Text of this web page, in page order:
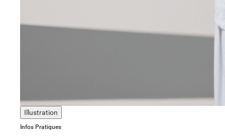
Illustration
Infos Pratiques